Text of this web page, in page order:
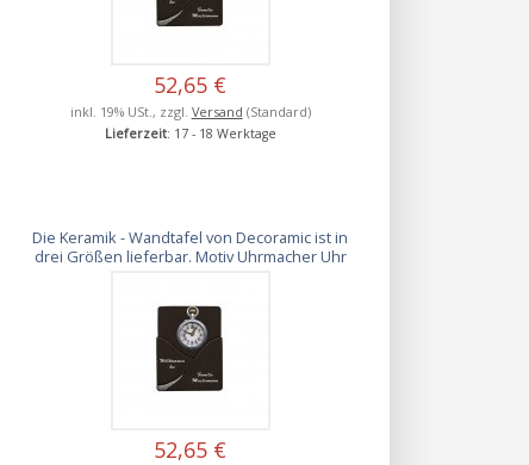
52,65 €
inkl. 19% USt., zzgl. Versand (Standard)
Lieferzeit: 17 - 18 Werktage
Die Keramik - Wandtafel von Decoramic ist in
drei Größen lieferbar. Motiv Uhrmacher Uhr
52,65 €